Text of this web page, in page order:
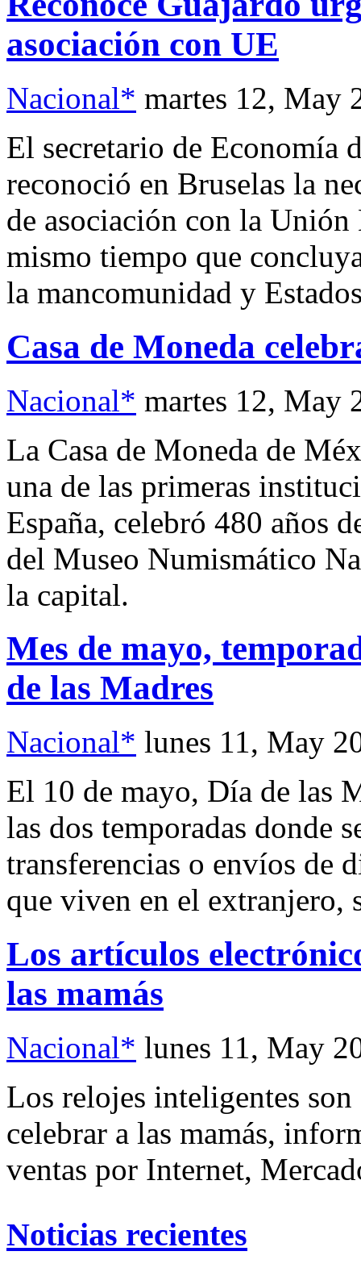
asociación con UE
Nacional* martes 12, May
El secretario de Economía
reconoció en Bruselas la
de asociación con la
mismo tiempo que
la mancomunidad y
Casa de Moneda
Nacional* martes 12, May
La Casa de Moneda de
una de las primeras
España, celebró 480 años
del Museo Numismático
la capital.
Mes de mayo,
de las Madres
Nacional* lunes 11, May
El 10 de mayo, Día de las
las dos temporadas donde
transferencias o envíos de
que viven en el extranjero,
Los artículos
las mamás
Nacional* lunes 11, May
Los relojes inteligentes
celebrar a las mamás,
ventas por Internet,
Noticias recientes